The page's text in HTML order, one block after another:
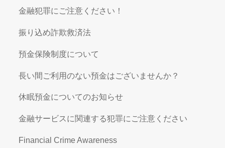
金融犯罪にご注意ください！
振り込め詐欺救済法
預金保険制度について
長い間ご利用のない預金はございませんか？
休眠預金についてのお知らせ
金融サービスに関連する犯罪にご注意ください
Financial Crime Awareness